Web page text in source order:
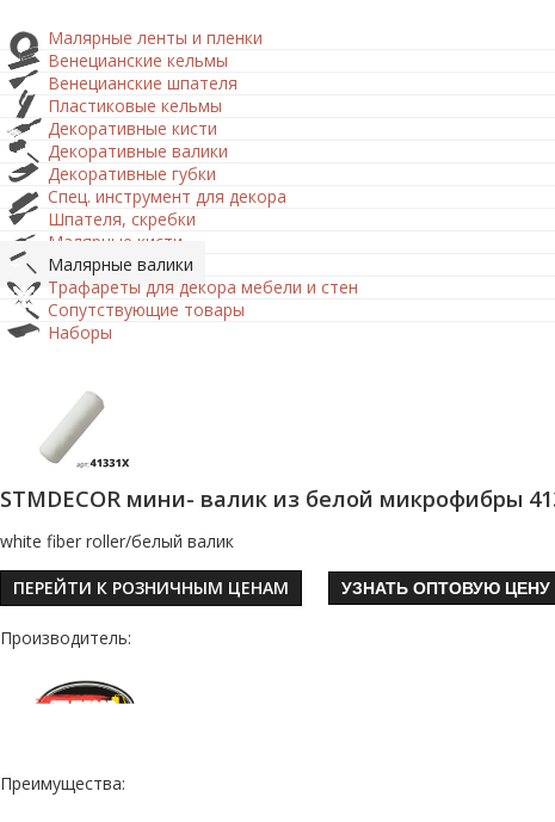
Малярные ленты и пленки
Венецианские кельмы
Венецианские шпателя
Пластиковые кельмы
Декоративные кисти
Декоративные валики
Декоративные губки
Спец. инструмент для декора
Шпателя, скребки
Малярные кисти
Малярные валики
Трафареты для декора мебели и стен
Сопутствующие товары
Наборы
STMDECOR мини- валик из белой микрофибры
white fiber roller/белый валик
ПЕРЕЙТИ К РОЗНИЧНЫМ ЦЕНАМ УЗНАТЬ ОПТОВУЮ ЦЕНУ
Производитель:
Преимущества: